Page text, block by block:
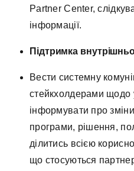
Partner Center,
інформації.
Підтримка
Вести системну
стейкхолдерами щодо
інформувати про
програми, рішення,
ділитись всією
що стосуються